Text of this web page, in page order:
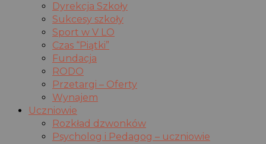
Dyrekcja Szkoły
Sukcesy szkoły
Sport w V LO
Czas “Piątki”
Fundacja
RODO
Przetargi – Oferty
Wynajem
Uczniowie
Rozkład dzwonków
Psycholog i Pedagog – uczniowie